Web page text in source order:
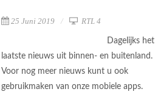
25 Juni 2019 RTL 4
Dagelijks het
laatste nieuws uit binnen- en buitenland.
Voor nog meer nieuws kunt u ook
gebruikmaken van onze mobiele apps.